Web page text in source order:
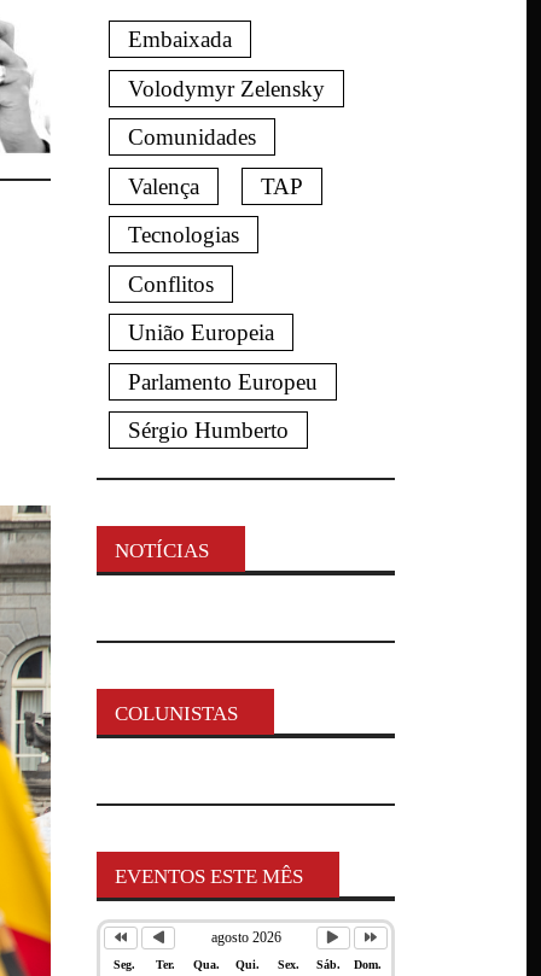
Embaixada
Volodymyr Zelensky
Comunidades
Valença
TAP
Tecnologias
Conflitos
União Europeia
Parlamento Europeu
Sérgio Humberto
NOTÍCIAS
COLUNISTAS
EVENTOS ESTE MÊS
agosto 2026
Seg. Ter. Qua. Qui. Sex. Sáb.
Dom.